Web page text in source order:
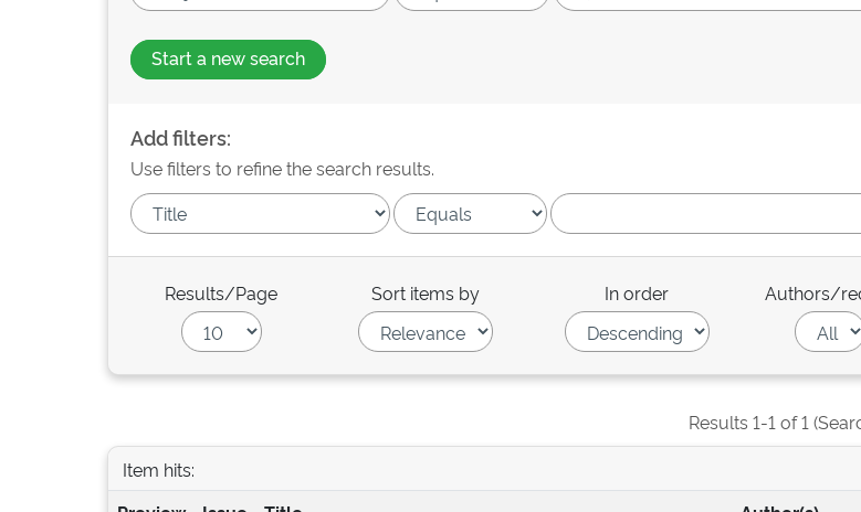
Start a new search
Add filters:
Use filters to refine the search results.
Results/Page Sort items by In order Authors/
Results 1-1 of 1
Item hits: